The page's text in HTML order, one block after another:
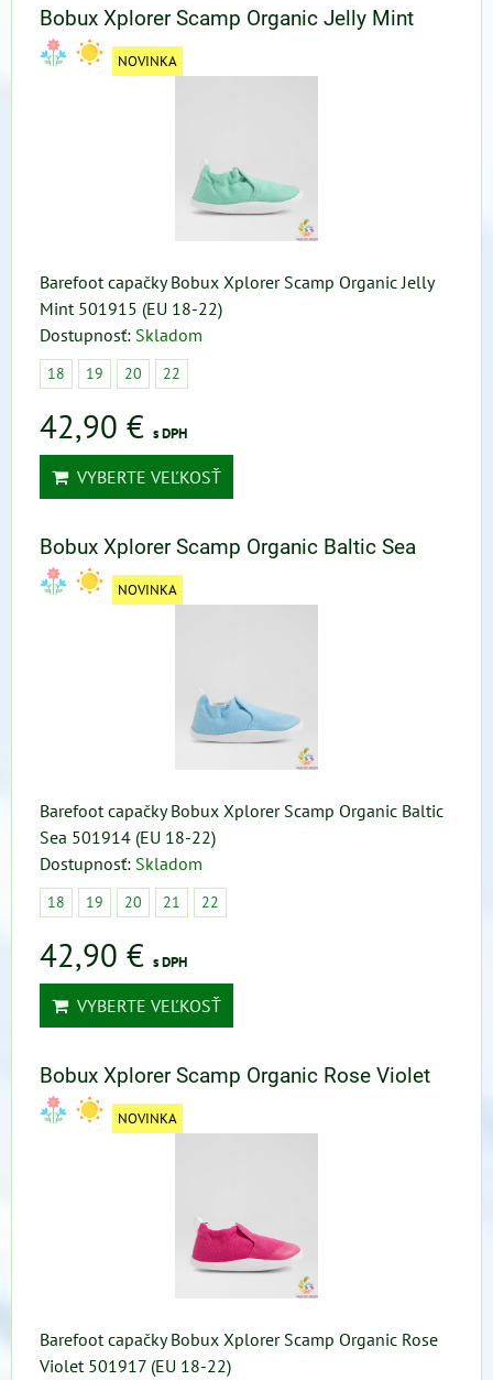
Bobux Xplorer Scamp Organic Jelly Mint
NOVINKA
Barefoot capačky Bobux Xplorer Scamp Organic Jelly
Mint 501915 (EU 18-22)
Dostupnosť: Skladom
18 19 20 22
42,90 € s DPH
VYBERTE VEĽKOSŤ
Bobux Xplorer Scamp Organic Baltic Sea
NOVINKA
Barefoot capačky Bobux Xplorer Scamp Organic Baltic
Sea 501914 (EU 18-22)
Dostupnosť: Skladom
18 19 20 21 22
42,90 € s DPH
VYBERTE VEĽKOSŤ
Bobux Xplorer Scamp Organic Rose Violet
NOVINKA
Barefoot capačky Bobux Xplorer Scamp Organic Rose
Violet 501917 (EU 18-22)